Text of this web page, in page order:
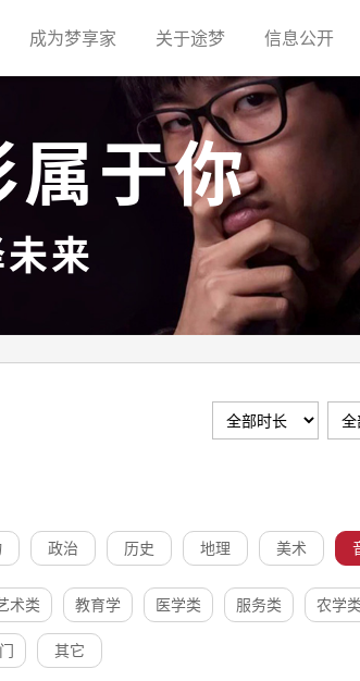
成为梦享家(current)关于途梦(current)信息公开
属于你
来
政治 历史 地理 美术
术类 教育学 医学类 服务类 农学类
其它